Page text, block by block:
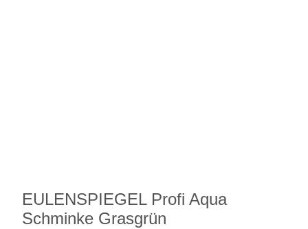
EULENSPIEGEL Profi Aqua
Schminke Grasgrün